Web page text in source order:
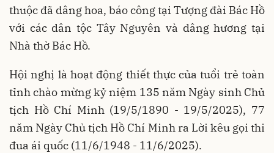
thuộc đã dâng hoa, báo công tại Tượng đài Bác Hồ
với các dân tộc Tây Nguyên và dâng hương tại
Nhà thờ Bác Hồ.
Hội nghị là hoạt động thiết thực của tuổi trẻ toàn
tỉnh chào mừng kỷ niệm 135 năm Ngày sinh Chủ
tịch Hồ Chí Minh (19/5/1890 - 19/5/2025), 77
năm Ngày Chủ tịch Hồ Chí Minh ra Lời kêu gọi thi
đua ái quốc (11/6/1948 - 11/6/2025).